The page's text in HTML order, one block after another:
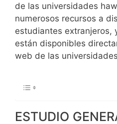
de las universidades
numerosos recursos a
estudiantes extranjeros,
están disponibles
web de las
ESTUDIO